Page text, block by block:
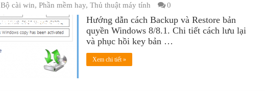
Bộ cài win, Phần mềm hay, Thủ thuật máy tính 0
Hướng dẫn cách Backup và Restore bản
quyền Windows 8/8.1. Chi tiết cách lưu lại
và phục hồi key bản …
Xem chi tiết »